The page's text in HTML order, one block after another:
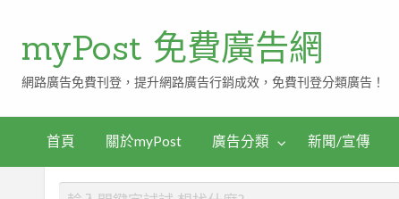
myPost 免費廣告網
網路廣告免費刊登，提升網路廣告行銷成效，免費刊登分類廣告！
首頁 關於myPost 廣告分類 新聞/宣傳